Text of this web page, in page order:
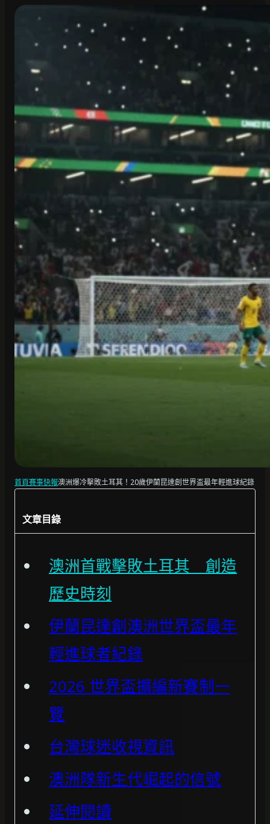
首頁賽事快報澳洲爆冷擊敗土耳其！20歲伊蘭昆達創世界盃最年輕進球紀錄
文章目錄
澳洲首戰擊敗土耳其 創造
歷史時刻
伊蘭昆達創澳洲世界盃最年
輕進球者紀錄
2026 世界盃擴編新賽制一
覽
台灣球迷收視資訊
澳洲隊新生代崛起的信號
延伸閱讀